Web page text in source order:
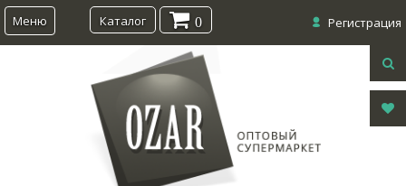
Меню Регистрация
Каталог 0